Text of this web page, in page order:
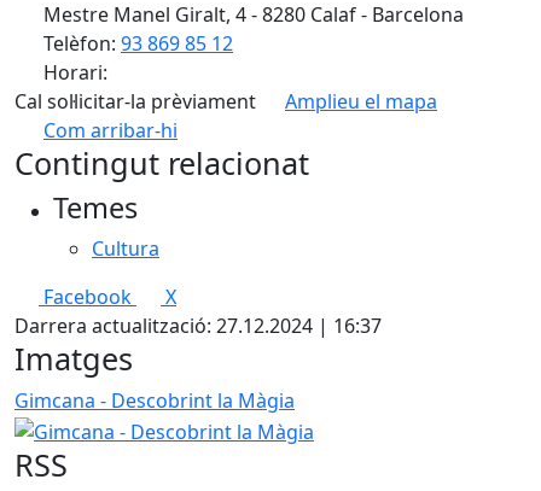
Mestre Manel Giralt, 4 - 8280 Calaf - Barcelona
Telèfon: 93 869 85 12
Horari:
Cal sol·licitar-la prèviament
Amplieu el mapa
Com arribar-hi
+
Contingut relacionat
Temes
Cultura
Facebook
X
Darrera actualització: 27.12.2024 | 16:37
Imatges
Gimcana - Descobrint la Màgia
RSS